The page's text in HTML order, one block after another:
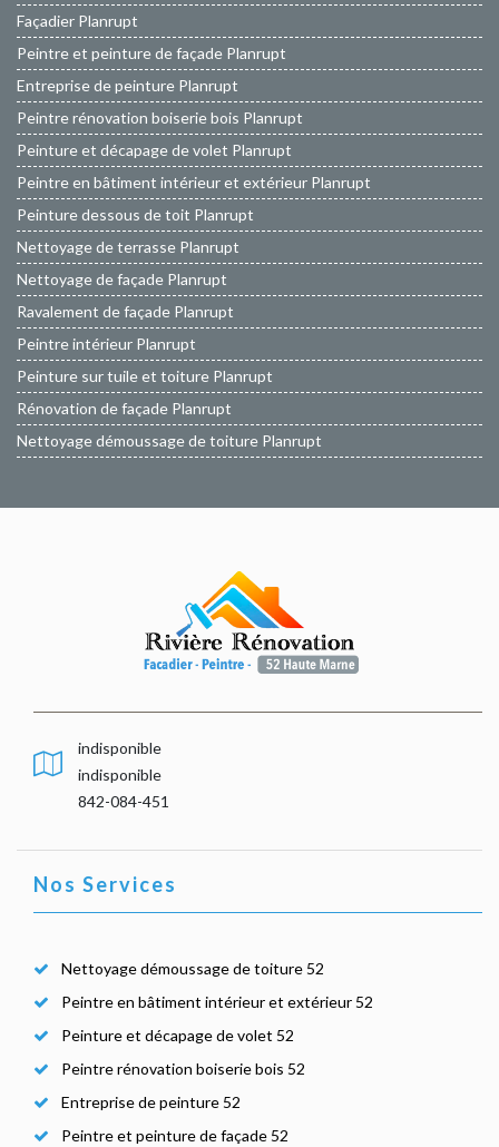
Façadier Planrupt
Peintre et peinture de façade Planrupt
Entreprise de peinture Planrupt
Peintre rénovation boiserie bois Planrupt
Peinture et décapage de volet Planrupt
Peintre en bâtiment intérieur et extérieur Planrupt
Peinture dessous de toit Planrupt
Nettoyage de terrasse Planrupt
Nettoyage de façade Planrupt
Ravalement de façade Planrupt
Peintre intérieur Planrupt
Peinture sur tuile et toiture Planrupt
Rénovation de façade Planrupt
Nettoyage démoussage de toiture Planrupt
indisponible
indisponible
842-084-451
Nos Services
Nettoyage démoussage de toiture 52
Peintre en bâtiment intérieur et extérieur 52
Peinture et décapage de volet 52
Peintre rénovation boiserie bois 52
Entreprise de peinture 52
Peintre et peinture de façade 52